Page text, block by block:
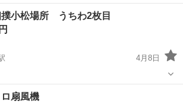
撲小松場所 うちわ2枚目
4月8日
松駅 季節、空調家電
ロ扇風機